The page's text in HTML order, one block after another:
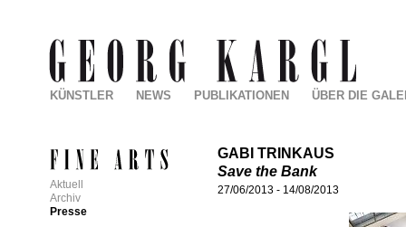
GABI TRINKAUS
Save the Bank
27/06/2013 - 14/08/2013
KÜNSTLER NEWS PUBLIKATIONEN ÜBER DIE
Aktuell
Archiv
Presse